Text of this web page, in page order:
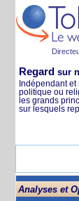
Regard sur
Indépendant
politique ou
les grands
sur lesquels
Analyses et